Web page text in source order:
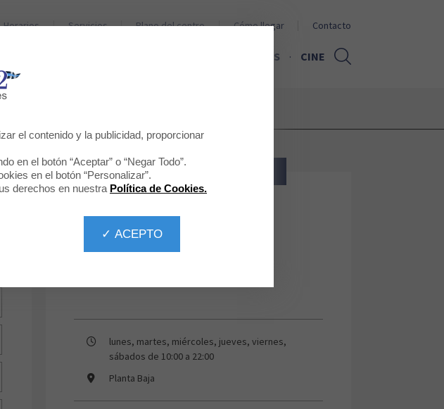
NOTICIAS CINE
Horarios Servicios Plano del centro Cómo llegar Contacto
Druni
lunes, martes, miércoles, jueves, viernes,
sábados de 10:00 a 22:00
Planta Baja
el contenido y la publicidad, proporcionar
en el botón “Aceptar” o “Negar Todo”.
en el botón “Personalizar”.
derechos en nuestra Política de Cookies.
✓ ACEPTO